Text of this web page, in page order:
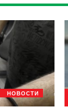
НОВОСТИ